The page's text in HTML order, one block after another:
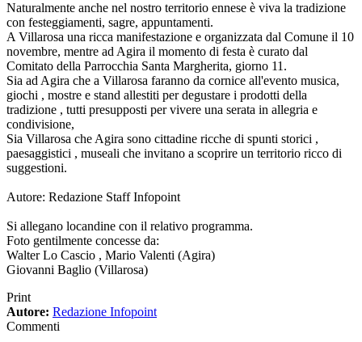
Naturalmente anche nel nostro territorio ennese è viva la tradizione
con festeggiamenti, sagre, appuntamenti.
A Villarosa una ricca manifestazione e organizzata dal Comune il 10
novembre, mentre ad Agira il momento di festa è curato dal
Comitato della Parrocchia Santa Margherita, giorno 11.
Sia ad Agira che a Villarosa faranno da cornice all'evento musica,
giochi , mostre e stand allestiti per degustare i prodotti della
tradizione , tutti presupposti per vivere una serata in allegria e
condivisione,
Sia Villarosa che Agira sono cittadine ricche di spunti storici ,
paesaggistici , museali che invitano a scoprire un territorio ricco di
suggestioni.
Autore: Redazione Staff Infopoint
Si allegano locandine con il relativo programma.
Foto gentilmente concesse da:
Walter Lo Cascio , Mario Valenti (Agira)
Giovanni Baglio (Villarosa)
Print
Autore: Redazione Infopoint
Commenti